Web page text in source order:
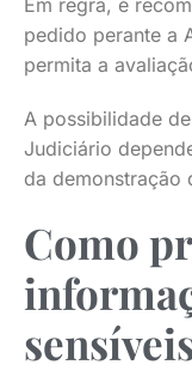
Em regra, é
pedido perante a
permita a
A possibilidade
Judiciário
da demonstração
Como